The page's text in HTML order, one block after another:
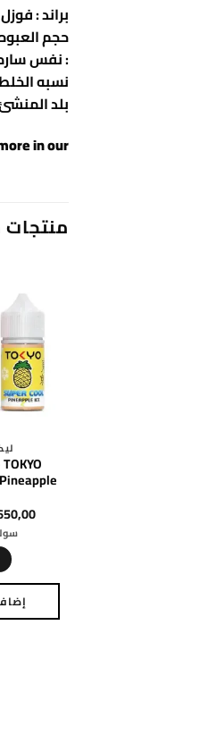
براند : فوزل
حجم العبوه :
: نفس
نسبه الخلط :
بلد
in our